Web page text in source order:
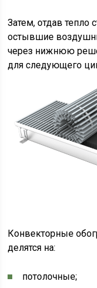
Затем, отдав тепло
остывшие
через нижнюю
для следующего
Конвекторные
делятся на:
потолочные;